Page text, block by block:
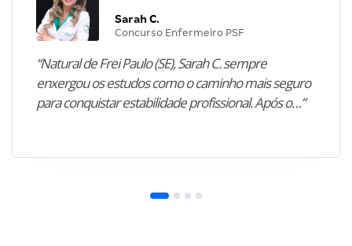
Sarah C.
Concurso Enfermeiro PSF
“Natural de Frei Paulo (SE), Sarah C. sempre
enxergou os estudos como o caminho mais seguro
para conquistar estabilidade profissional. Após o…”